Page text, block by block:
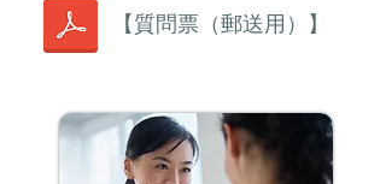
【質問票（郵送用）】